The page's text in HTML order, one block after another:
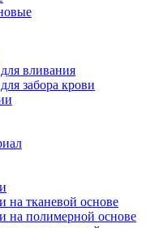
вливания
забора крови
на тканевой основе
на полимерной основе